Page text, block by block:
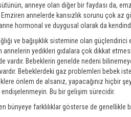
anneye olan diğer bir faydası da,
annelerde kansızlık sorunu çok
hormonal ve duygusal olarak da
ve bağışıklık sistemine olan
yedikleri gıdalara çok dikkat
vardır. Bebeklerin genelde nedeni
vardır. Bebeklerdeki gaz problemleri
önlem de alsanız, yapacağınız hiçbir
Bu bir gelişim sürecidir.
bünyeye farklılıklar gösterse de genellikle